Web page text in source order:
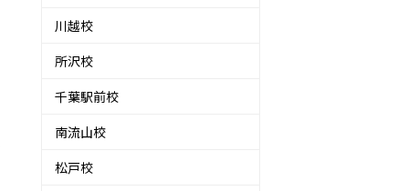
川越校
所沢校
千葉駅前校
南流山校
松戸校